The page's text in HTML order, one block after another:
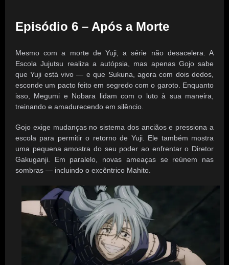
Episódio 6 – Após a Morte
Mesmo com a morte de Yuji, a série não desacelera. A
Escola Jujutsu realiza a autópsia, mas apenas Gojo sabe
que Yuji está vivo — e que Sukuna, agora com dois dedos,
esconde um pacto feito em segredo com o garoto. Enquanto
isso, Megumi e Nobara lidam com o luto à sua maneira,
treinando e amadurecendo em silêncio.
Gojo exige mudanças no sistema dos anciãos e pressiona a
escola para permitir o retorno de Yuji. Ele também mostra
uma pequena amostra do seu poder ao enfrentar o Diretor
Gakuganji. Em paralelo, novas ameaças se reúnem nas
sombras — incluindo o excêntrico Mahito.